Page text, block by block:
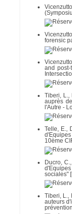
forensic
and post-
Tiberi, L.,
auprès
l'Autre -
Telle, E.,
10ème
Ducro,
sociales"
Tiberi, L.,
auteurs